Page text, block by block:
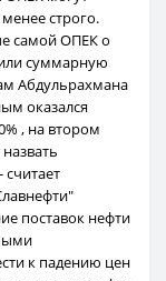
строго.
самой ОПЕК о
суммарную
Абдульрахмана
оказался
, на втором
поставок нефти
к падению цен